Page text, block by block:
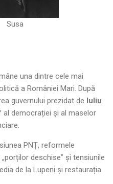
Susa
una dintre cele mai
a României Mari. După
guvernului prezidat de Iuliu
democrației și al maselor
PNȚ, reformele
deschise” și tensiunile
de la Lupeni și restaurația